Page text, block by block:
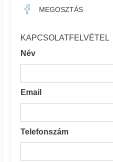
MEGOSZTÁS
KAPCSOLATFELVÉTEL
Név
Email
Telefonszám